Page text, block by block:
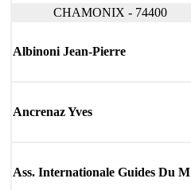
CHAMONIX - 74400
Albinoni Jean-Pierre
Ancrenaz Yves
Ass. Internationale Guides Du M